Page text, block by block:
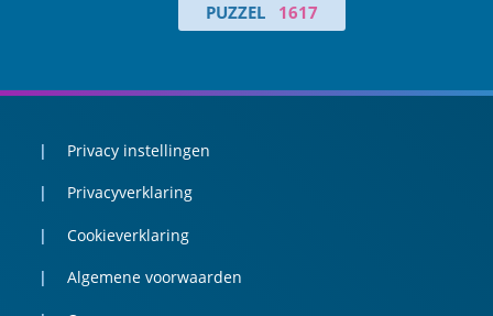
PUZZEL 1617
Privacy instellingen
Privacyverklaring
Cookieverklaring
Algemene voorwaarden